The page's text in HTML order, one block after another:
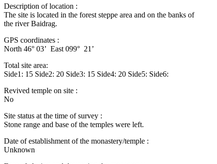
Description of location :
The site is located in the forest steppe area and on the banks of
the river Baidrag.
GPS coordinates :
North 46° 03’ East 099° 21’
Total site area:
Side1: 15 Side2: 20 Side3: 15 Side4: 20 Side5: Side6:
Revived temple on site :
No
Site status at the time of survey :
Stone range and base of the temples were left.
Date of establishment of the monastery/temple :
Unknown